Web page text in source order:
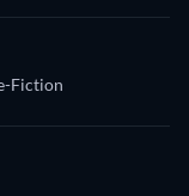
Fiction